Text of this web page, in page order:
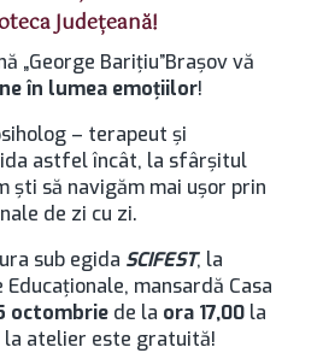
Județeană!
„George Barițiu”Brașov vă
în lumea emoțiilor!
– terapeut și
astfel încât, la sfârșitul
ști să navigăm mai ușor prin
de zi cu zi.
sub egida SCIFEST, la
mansardă Casa
octombrie de la ora 17,00 la
la atelier este gratuită!